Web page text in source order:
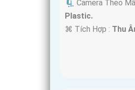
🗜️ Camera Theo
Plastic.
️⌘ Tích Hợp : Thu